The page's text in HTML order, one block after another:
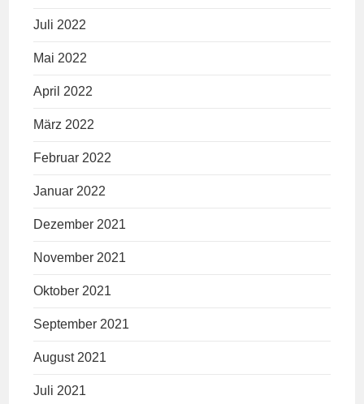
Juli 2022
Mai 2022
April 2022
März 2022
Februar 2022
Januar 2022
Dezember 2021
November 2021
Oktober 2021
September 2021
August 2021
Juli 2021